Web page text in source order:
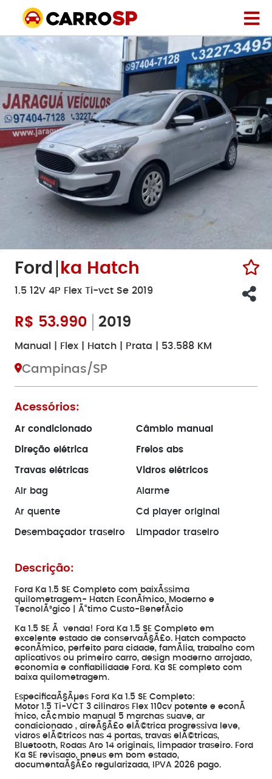
Ford ka Hatch
1.5 12V 4P Flex Ti-vct Se 2019
R$ 53.990 2019
Manual | Flex | Hatch | Prata | 53.588 KM
Campinas/SP
Acessórios:
Ar condicionado Câmbio manual
Direção elétrica Freios abs
Travas elétricas Vidros elétricos
Air bag Alarme
Ar quente Cd player original
Desembaçador traseiro Limpador traseiro
Descrição:
Ford Ka 1.5 SE Completo com baixÃ­ssima
quilometragem- Hatch EconÃ´mico, Moderno e
TecnolÃ³gico | Ã“timo Custo-BenefÃ­cio
Ka 1.5 SE Ã venda! Ford Ka 1.5 SE Completo em
excelente estado de conservaÃ§Ã£o. Hatch compacto
econÃ´mico, perfeito para cidade, famÃ­lia, trabalho com
aplicativos ou primeiro carro, design moderno arrojado,
economia e confiabilidade Ford. Ka SE completo com
baixa quilometragem.
EspecificaÃ§Ãµes Ford Ka 1.5 SE Completo:
Motor 1.5 Ti-VCT 3 cilindros Flex 110cv potente e econÃ
´mico, cÃ¢mbio manual 5 marchas suave, ar
condicionado , direÃ§Ã£o elÃ©trica progressiva leve,
vidros elÃ©tricos nas 4 portas, travas elÃ©tricas,
Bluetooth, Rodas Aro 14 originais, limpador traseiro. Ford
Ka SE revisado, pneus em bom estado,
documentaÃ§Ã£o regularizada, IPVA 2026 pago.